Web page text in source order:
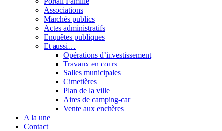
Associations
Marchés publics
Actes administratifs
Enquêtes publiques
Et aussi…
Opérations d’investissement
Travaux en cours
Salles municipales
Cimetières
Plan de la ville
Aires de camping-car
Vente aux enchères
A la une
Contact